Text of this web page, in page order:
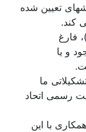
تعيين شده
کند.
فارغ
و يا
ما
رسمی اتحاد
با اين